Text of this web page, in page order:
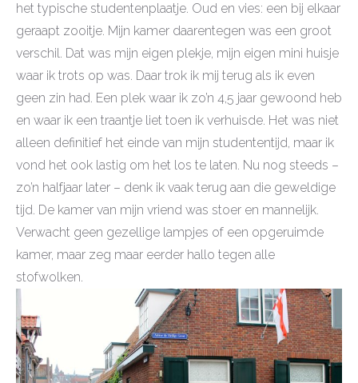
het typische studentenplaatje. Oud en vies: een bij elkaar
geraapt zooitje. Mijn kamer daarentegen was een groot
verschil. Dat was mijn eigen plekje, mijn eigen mini huisje
waar ik trots op was. Daar trok ik mij terug als ik even
geen zin had. Een plek waar ik zo’n 4,5 jaar gewoond heb
en waar ik een traantje liet toen ik verhuisde. Het was niet
alleen definitief het einde van mijn studententijd, maar ik
vond het ook lastig om het los te laten. Nu nog steeds –
zo’n halfjaar later – denk ik vaak terug aan die geweldige
tijd. De kamer van mijn vriend was stoer en mannelijk.
Verwacht geen gezellige lampjes of een opgeruimde
kamer, maar zeg maar eerder hallo tegen alle
stofwolken.